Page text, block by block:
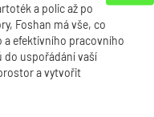
a polic až po
Foshan má vše, co
efektivního pracovního
uspořádání vaší
a vytvořit